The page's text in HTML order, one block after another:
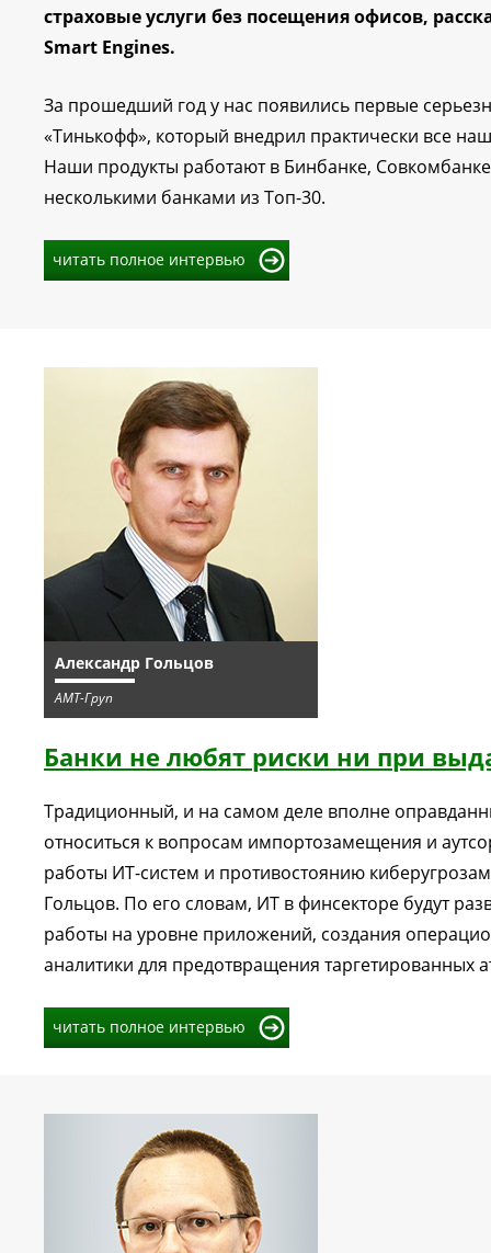
страховые услуги без посещения офисов,
Smart Engines.
За прошедший год у нас появились первые
«Тинькофф», который внедрил практически все
Наши продукты работают в Бинбанке,
несколькими банками из Топ-30.
читать полное интервью
Александр Гольцов
АМТ-Груп
Банки не любят риски ни при
Традиционный, и на самом деле вполне
относиться к вопросам импортозамещения и
работы ИТ-систем и противостоянию
Гольцов. По его словам, ИТ в финсекторе будут
работы на уровне приложений, создания
аналитики для предотвращения таргетированных
читать полное интервью